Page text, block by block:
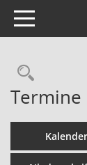
Toggle
Termine
Kalender